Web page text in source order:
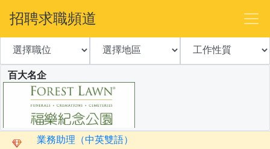
招聘求職頻道
百大名企
業務助理（中英雙語）